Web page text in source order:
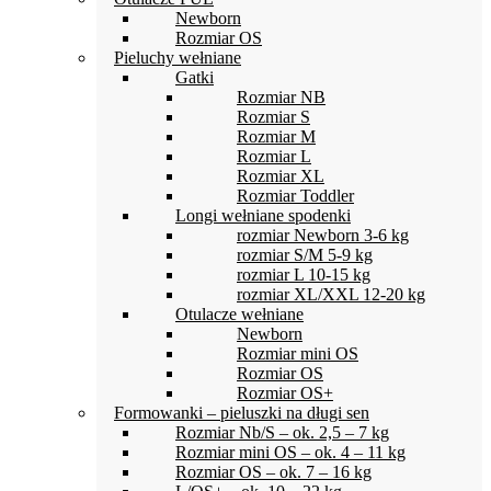
Newborn
Rozmiar OS
Pieluchy wełniane
Gatki
Rozmiar NB
Rozmiar S
Rozmiar M
Rozmiar L
Rozmiar XL
Rozmiar Toddler
Longi wełniane spodenki
rozmiar Newborn 3-6 kg
rozmiar S/M 5-9 kg
rozmiar L 10-15 kg
rozmiar XL/XXL 12-20 kg
Otulacze wełniane
Newborn
Rozmiar mini OS
Rozmiar OS
Rozmiar OS+
Formowanki – pieluszki na długi sen
Rozmiar Nb/S – ok. 2,5 – 7 kg
Rozmiar mini OS – ok. 4 – 11 kg
Rozmiar OS – ok. 7 – 16 kg